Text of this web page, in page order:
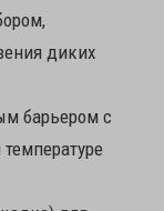
диких
барьером с